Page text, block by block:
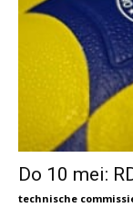
Do 10 mei:
technische